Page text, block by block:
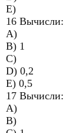
E)
16 Вычисли:
A)
B) 1
C)
D) 0,2
E) 0,5
17 Вычисли:
A)
B)